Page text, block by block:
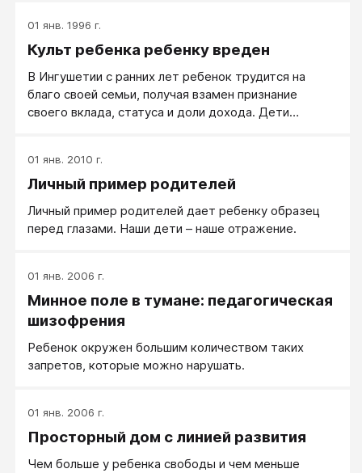
01 янв. 1996 г.
Культ ребенка ребенку вреден
В Ингушетии с ранних лет ребенок трудится на
благо своей семьи, получая взамен признание
своего вклада, статуса и доли дохода. Дети
дети нужны и одновременно знают свое место.
Здесь четыре ребенка в семье - норма. да и десять
воспитания я в Ингушетии не слышала.
01 янв. 2010 г.
Личный пример родителей
Личный пример родителей дает ребенку образец
перед глазами. Наши дети – наше отражение.
01 янв. 2006 г.
Минное поле в тумане: педагогическая
шизофрения
Ребенок окружен большим количеством таких
запретов, которые можно нарушать.
01 янв. 2006 г.
Просторный дом с линией развития
Чем больше у ребенка свободы и чем меньше